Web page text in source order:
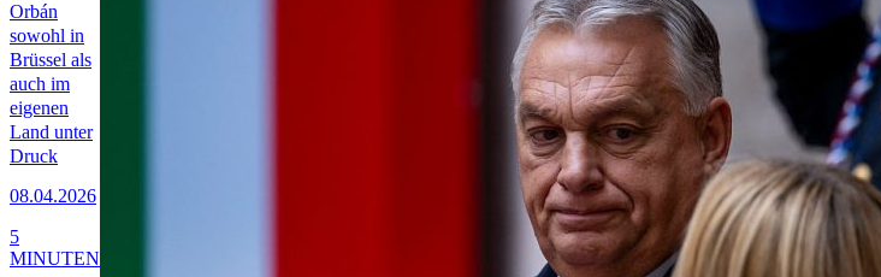
Orbán
sowohl in
Brüssel als
auch im
eigenen
Land unter
Druck
08.04.2026
5
MINUTEN